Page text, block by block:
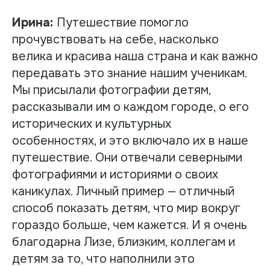
Ирина: Путешествие помогло
прочувствовать на себе, насколько
велика и красива наша страна и как важно
передавать это знание нашим ученикам.
Мы присылали фотографии детям,
рассказывали им о каждом городе, о его
исторических и культурных
особенностях, и это включало их в наше
путешествие. Они отвечали северными
фотографиями и историями о своих
каникулах. Личный пример — отличный
способ показать детям, что мир вокруг
гораздо больше, чем кажется. И я очень
благодарна Лизе, близким, коллегам и
детям за то, что наполнили это